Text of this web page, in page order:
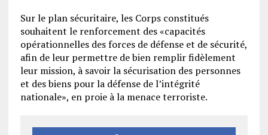
Sur le plan sécuritaire, les Corps constitués
souhaitent le renforcement des «capacités
opérationnelles des forces de défense et de sécurité,
afin de leur permettre de bien remplir fidèlement
leur mission, à savoir la sécurisation des personnes
et des biens pour la défense de l’intégrité
nationale», en proie à la menace terroriste.